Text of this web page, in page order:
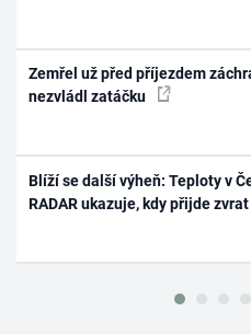
Zemřel už před příjezdem
nezvládl zatáčku
Blíží se další výheň: Teploty v
RADAR ukazuje, kdy přijde zvrat